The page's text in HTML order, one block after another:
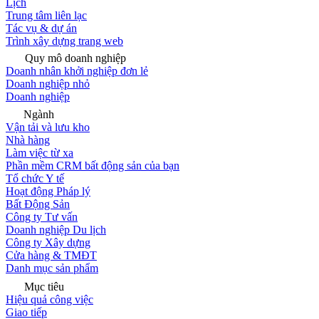
Lịch
Trung tâm liên lạc
Tác vụ & dự án
Trình xây dựng trang web
Quy mô doanh nghiệp
Doanh nhân khởi nghiệp đơn lẻ
Doanh nghiệp nhỏ
Doanh nghiệp
Ngành
Vận tải và lưu kho
Nhà hàng
Làm việc từ xa
Phần mềm CRM bất động sản của bạn
Tổ chức Y tế
Hoạt động Pháp lý
Bất Động Sản
Công ty Tư vấn
Doanh nghiệp Du lịch
Công ty Xây dựng
Cửa hàng & TMĐT
Danh mục sản phẩm
Mục tiêu
Hiệu quả công việc
Giao tiếp